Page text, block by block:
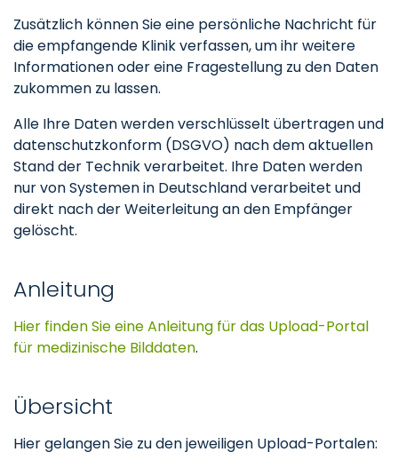
Zusätzlich können Sie eine persönliche Nachricht für
die empfangende Klinik verfassen, um ihr weitere
Informationen oder eine Fragestellung zu den Daten
zukommen zu lassen.
Alle Ihre Daten werden verschlüsselt übertragen und
datenschutzkonform (DSGVO) nach dem aktuellen
Stand der Technik verarbeitet. Ihre Daten werden
nur von Systemen in Deutschland verarbeitet und
direkt nach der Weiterleitung an den Empfänger
gelöscht.
Anleitung
Hier finden Sie eine Anleitung für das Upload-Portal
für medizinische Bilddaten.
Übersicht
Hier gelangen Sie zu den jeweiligen Upload-Portalen: